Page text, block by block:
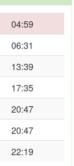
04:59
06:31
13:39
17:35
20:47
20:47
22:19